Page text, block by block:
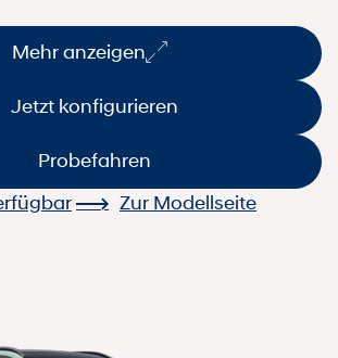
Mehr anzeigen
Jetzt konfigurieren
Probefahren
Zur Modellseite